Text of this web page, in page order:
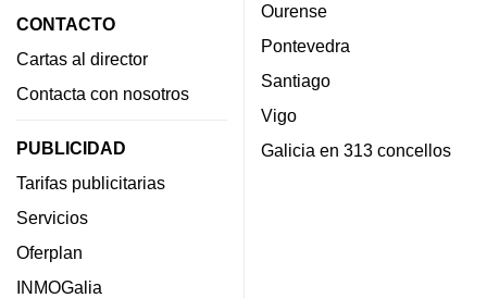
CONTACTO
Cartas al director
Contacta con nosotros
PUBLICIDAD
Tarifas publicitarias
Servicios
Oferplan
INMOGalia
Ourense
Pontevedra
Santiago
Vigo
Galicia en 313 concellos